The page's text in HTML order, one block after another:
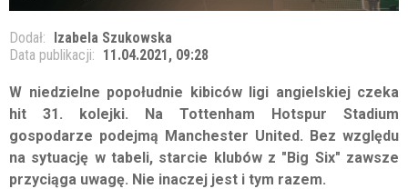
Dodał: Izabela Szukowska
Data publikacji: 11.04.2021, 09:28
W niedzielne popołudnie kibiców ligi angielskiej czeka
hit 31. kolejki. Na Tottenham Hotspur Stadium
gospodarze podejmą Manchester United. Bez względu
na sytuację w tabeli, starcie klubów z "Big Six" zawsze
przyciąga uwagę. Nie inaczej jest i tym razem.